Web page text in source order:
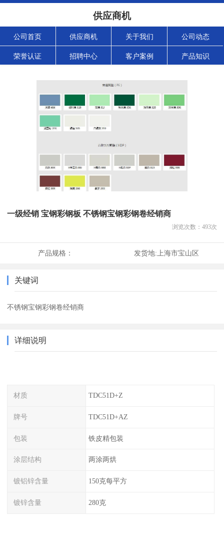
供应商机
公司首页 供应商机 关于我们 公司动态
荣誉认证 招聘中心 客户案例 产品知识
一级经销 宝钢彩钢板 不锈钢宝钢彩钢卷经销商
浏览次数： 493次
产品规格： 发货地: 上海市宝山区
关键词
不锈钢宝钢彩钢卷经销商
详细说明
材质 TDC51D+Z
牌号 TDC51D+AZ
包装 铁皮精包装
涂层结构 两涂两烘
镀铝锌含量 150克每平方
镀锌含量 280克